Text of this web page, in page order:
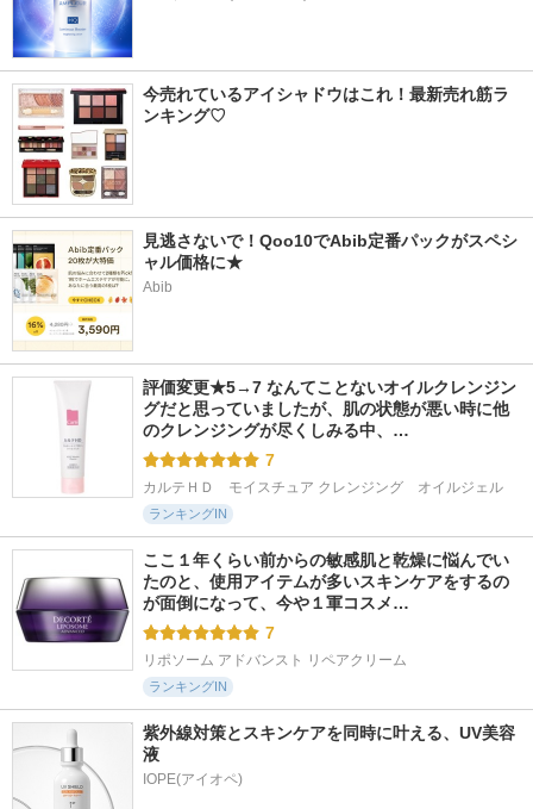
今売れているアイシャドウはこれ！最新売れ筋ラ
ンキング♡
見逃さないで！Qoo10でAbib定番パックがスペシ
ャル価格に★
Abib
評価変更★5→7 なんてことないオイルクレンジン
グだと思っていましたが、肌の状態が悪い時に他
のクレンジングが尽くしみる中、…
7
カルテＨＤ　モイスチュア クレンジング　オイルジェル
ランキングIN
ここ１年くらい前からの敏感肌と乾燥に悩んでい
たのと、使用アイテムが多いスキンケアをするの
が面倒になって、今や１軍コスメ…
7
リポソーム アドバンスト リペアクリーム
ランキングIN
紫外線対策とスキンケアを同時に叶える、UV美容
液